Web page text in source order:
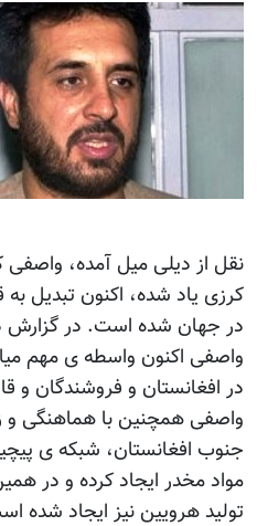
نقل از ديلی ميل آمده، واصفی
کرزی ياد شده، اکنون تبديل
در جهان شده است. در گزارش
واصفی اکنون واسطه ی مهم
در افغانستان و فروشندگان و
واصفی همچنين با هماهنگی و
جنوب افغانستان، شبکه ی
مواد مخدر ايجاد کرده و در